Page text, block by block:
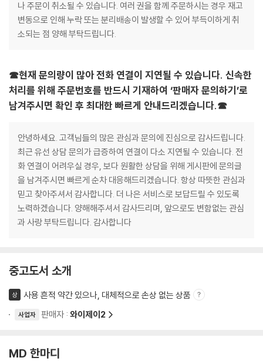
나 주문이 취소될 수 있습니다. 여러 권을 함께 주문하시는 경우 재고
변동으로 인해 누락 또는 분리배송이 발생할 수 있어 부득이하게 취
소되는 점 양해 부탁드립니다.
☎현재 문의량이 많아 전화 연결이 지연될 수 있습니다. 신속한
처리를 위해 주문번호를 반드시 기재하여 ‘판매자 문의하기’로
남겨주시면 확인 후 최대한 빠르게 안내드리겠습니다.☎
안녕하세요. 고객님들의 많은 관심과 문의에 진심으로 감사드립니다.
최근 유선 상담 문의가 급증하여 연결이 다소 지연될 수 있습니다. 전
화 연결이 어려우실 경우, 보다 원활한 상담을 위해 게시판에 문의글
을 남겨주시면 빠르게 순차 대응해드리겠습니다. 항상 따뜻한 관심과
믿고 찾아주셔서 감사합니다. 더 나은 서비스로 보답드릴 수 있도록
노력하겠습니다. 양해해주셔서 감사드리며, 앞으로도 변함없는 관심
과 사랑 부탁드립니다. 감사합니다
중고도서 소개
상 사용 흔적 약간 있으나, 대체적으로 손상 없는 상품
사업자 판매자 : 와이제이2
MD 한마디